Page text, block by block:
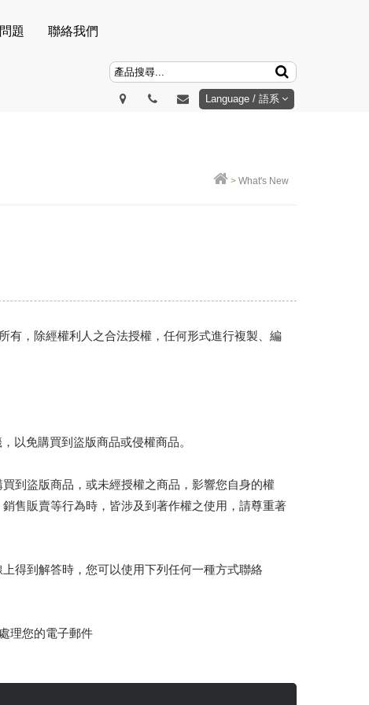
題 聯絡我們
Language / 語系
> What's New
有，除經權利人之合法授權，任何形式進行複製、編
以免購買到盜版商品或侵權商品。
到盜版商品，或未經授權之商品，影響您自身的權
售販賣等行為時，皆涉及到著作權之使用，請尊重著
得到解答時，您可以使用下列任何一種方式聯絡
理您的電子郵件